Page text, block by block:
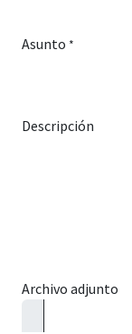
Asunto *
Descripción
Archivo adjunto